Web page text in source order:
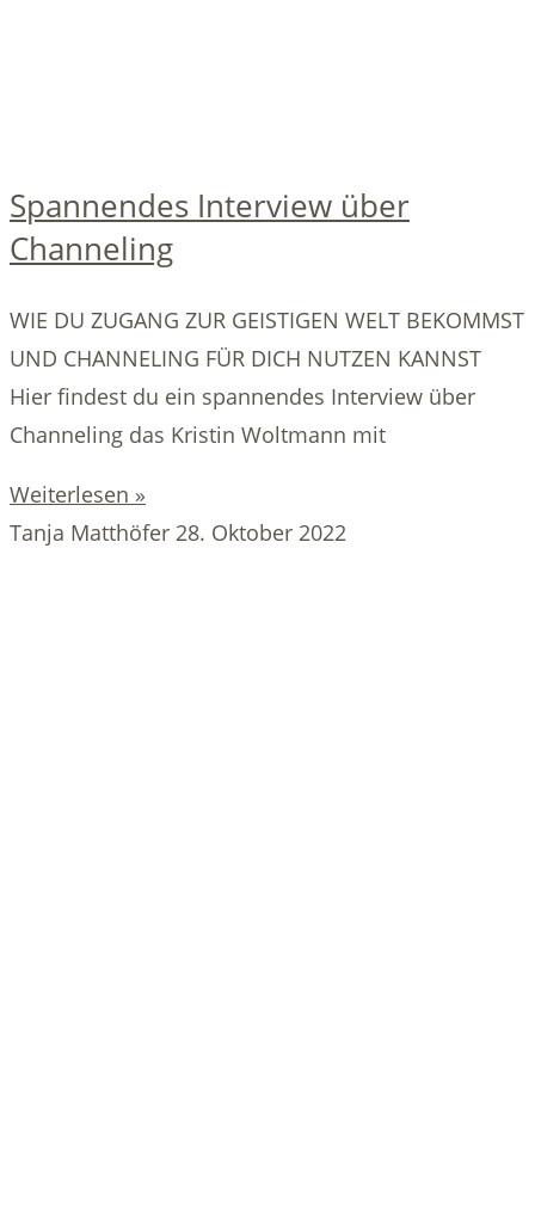
Spannendes Interview über
Channeling
WIE DU ZUGANG ZUR GEISTIGEN WELT BEKOMMST
UND CHANNELING FÜR DICH NUTZEN KANNST
Hier findest du ein spannendes Interview über
Channeling das Kristin Woltmann mit
Weiterlesen »
Tanja Matthöfer 28. Oktober 2022